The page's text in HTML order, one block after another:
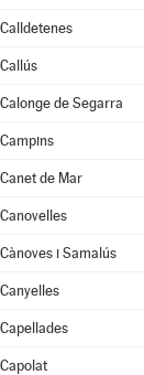
Calldetenes
Callús
Calonge de Segarra
Campins
Canet de Mar
Canovelles
Cànoves i Samalús
Canyelles
Capellades
Capolat